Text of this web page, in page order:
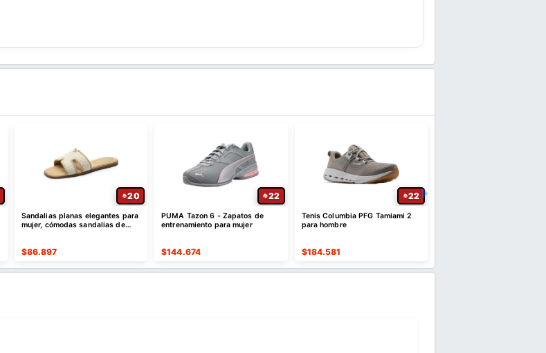
20
Sandalias planas elegantes para
mujer, cómodas sandalias de
$86.897
22
PUMA Tazon 6 - Zapatos de
entrenamiento para mujer
$144.674
22
Tenis Columbia PFG Tamiami 2
para hombre
$184.581